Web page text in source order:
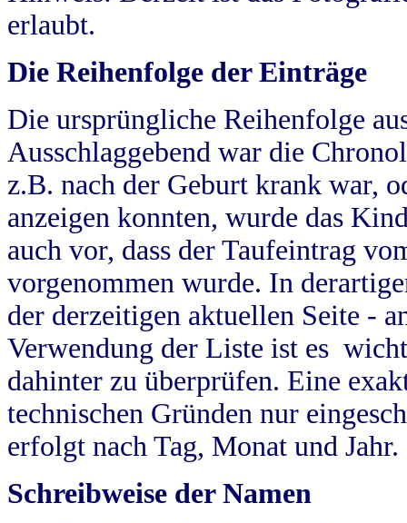
erlaubt.
Die Reihenfolge der Einträge
Die ursprüngliche Reihenfolge
Ausschlaggebend war die
z.B. nach der Geburt krank war,
anzeigen konnten, wurde das
auch vor, dass der Taufeintrag
vorgenommen wurde. In
der derzeitigen aktuellen Seite -
Verwendung der Liste ist es
dahinter zu überprüfen. Eine
technischen Gründen nur
erfolgt nach Tag, Monat und Jahr.
Schreibweise der Namen